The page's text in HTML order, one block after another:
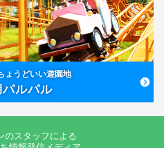
ょうどいい遊園地
ルパル
のスタッフによる